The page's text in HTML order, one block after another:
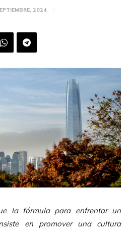
2024
la fórmula para enfrentar un
en promover una cultura